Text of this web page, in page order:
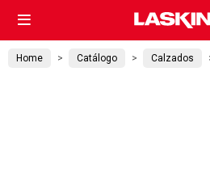

Home Catálogo Calzados